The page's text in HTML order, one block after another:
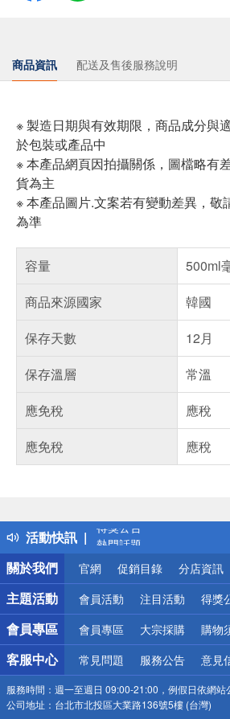
商品資訊 配送及售後服務說明
※ 製造日期與有效期限，商品成分與
於包裝或產品中
※ 本產品網頁因拍攝關係，圖檔略有
貨為主
※ 本產品圖片.文案若有變動差異，敬
為準
容量
500ml
商品來源國家
韓國
保存天數
12月
保存溫層
常溫
應免稅
應稅
應免稅
應稅
活動快訊
得獎公告
熱門話題
銀行優惠
偏遠地區配送
詐騙網頁！請小心！
關於我們
官網 促銷目錄 分店資訊
主題活動 會員活動 注目活動 得獎
會員專區 會員專區 大宗採購 購物
客服中心 常見問題 服務公告 意見
服務時間： 週一至週日 09:00-21:00，例假日依網站
公司地址： 台北市北投區大業路136號5樓 (台灣)